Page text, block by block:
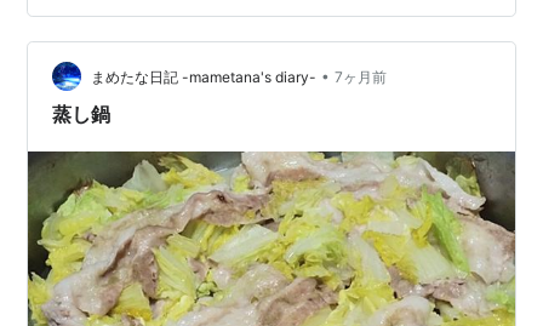
スで 蛭子さんの近影を見ました 家族もまったく 同じよ
うな顔をしています 優しい介護のでき…
まめたな日記 -mametana's diary- • 7ヶ月前
蒸し鍋